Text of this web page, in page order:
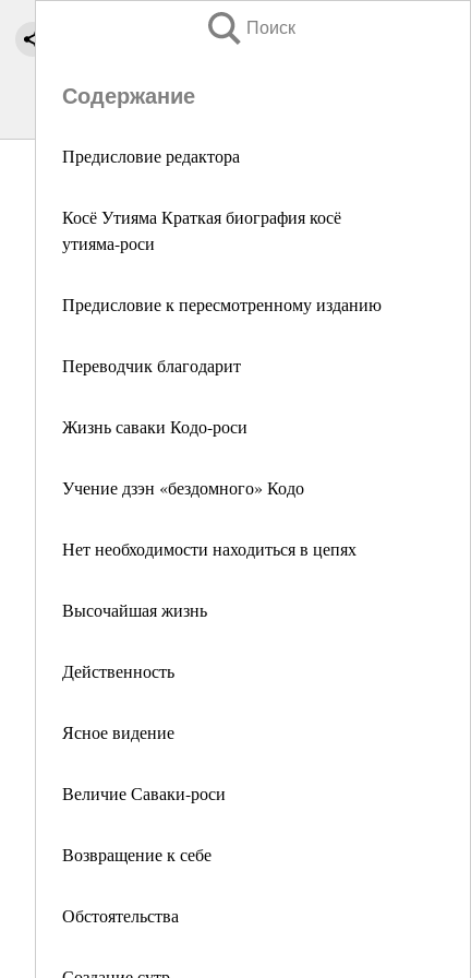
Поиск
Содержание
Предисловие редактора
Косё Утияма Краткая биография косё
утияма-роси
Предисловие к пересмотренному изданию
Переводчик благодарит
Жизнь саваки Кодо-роси
Учение дзэн «бездомного» Кодо
Нет необходимости находиться в цепях
Высочайшая жизнь
Действенность
Ясное видение
Величие Саваки-роси
Возвращение к себе
Обстоятельства